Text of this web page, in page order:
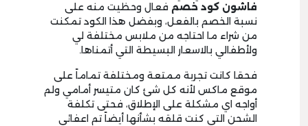
فاشون كود خصم فعال وحظيت منه على
نسبة الخصم بالفعل، وبفضل هذا الكود تمكنت
من شراء ما احتاجه من ملابس مختلفة لي
ولأطفالي بالاسعار البسيطة التي أتمناها.
فحقا كانت تجربة ممتعة ومختلفة تماماً على
موقع ماكس لأنه كل شئ كان متيسر أمامي ولم
أواجه اي مشكلة على الإطلاق، فحتى تكلفة
الشحن التي كنت قلقه بشأنها أيضاً تم اعفائي